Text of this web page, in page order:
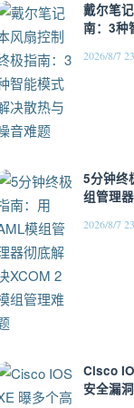
戴尔笔
南：3种
2026/8/7
5分钟终
组管理
2026/8/7
Cisco
安全漏